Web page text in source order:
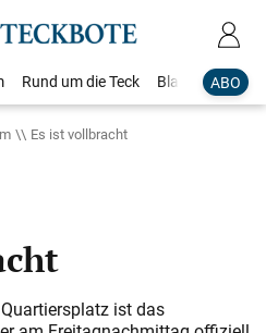
ABO
Rund um die Teck Blaulicht
Es ist vollbracht
ist das